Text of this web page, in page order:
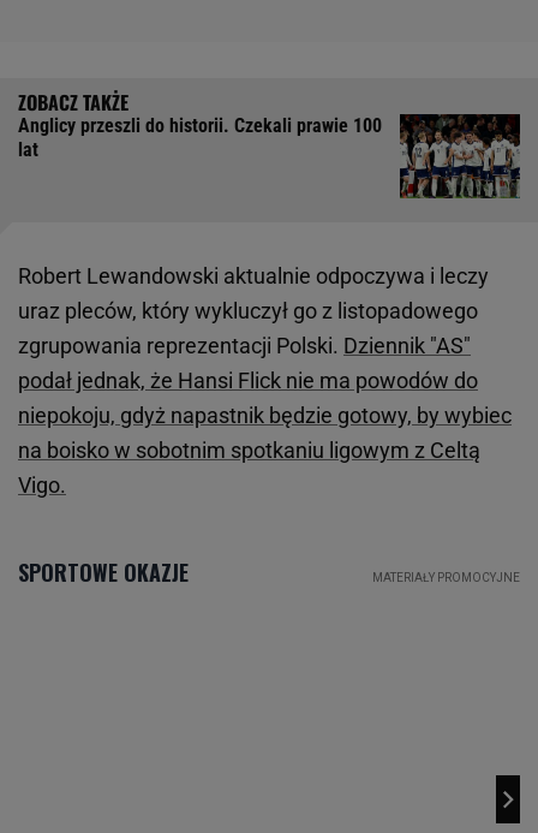
Anglicy przeszli do historii. Czekali prawie 100
lat
Robert Lewandowski aktualnie odpoczywa i leczy
uraz pleców, który wykluczył go z listopadowego
zgrupowania reprezentacji Polski. Dziennik "AS"
podał jednak, że Hansi Flick nie ma powodów do
niepokoju, gdyż napastnik będzie gotowy, by wybiec
na boisko w sobotnim spotkaniu ligowym z Celtą
Vigo.